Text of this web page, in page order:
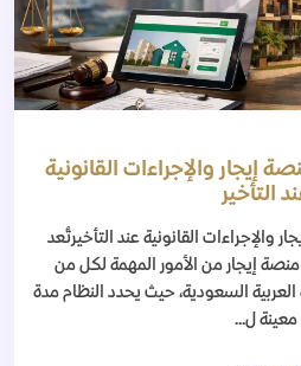
إيجار والإجراءات القانونية
التأخير
والإجراءات القانونية عند التأخيرتُعد
إيجار من الأمور المهمة لكل من
السعودية، حيث يحدد النظام مدة
معينة ل...